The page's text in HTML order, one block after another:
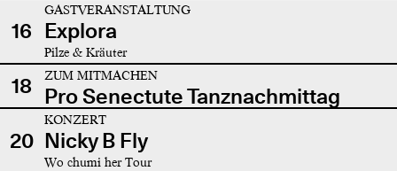
16
GASTVERANSTALTUNG
Explora
Pilze & Kräuter
18 ZUM MITMACHEN
Pro Senectute Tanznachmittag
20
KONZERT
Nicky B Fly
Wo chumi her Tour